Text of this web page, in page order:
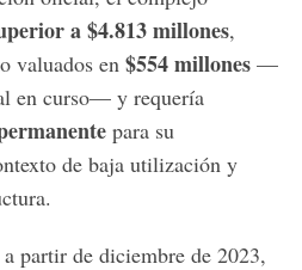
a $4.813 millones,
valuados en $554 millones—
en curso— y requería
para su
de baja utilización y
partir de diciembre de 2023,